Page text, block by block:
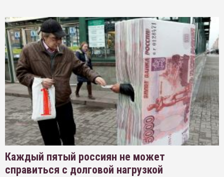
Каждый пятый россиян не может
справиться с долговой нагрузкой